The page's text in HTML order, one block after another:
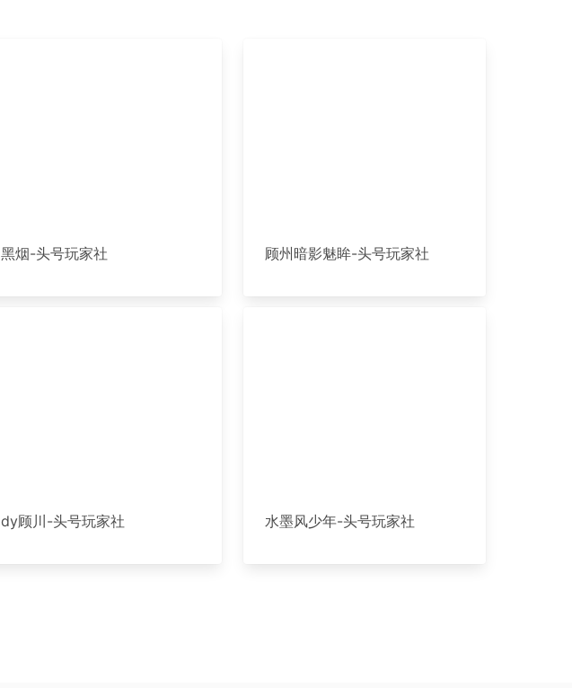
黑烟-头号玩家社 顾州暗影魅眸-头号玩家社
dy顾川-头号玩家社 水墨风少年-头号玩家社